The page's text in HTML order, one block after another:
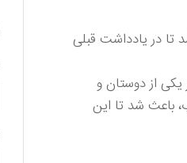
تا در یادداشت قبلی
یکی از دوستان و
باعث شد تا این